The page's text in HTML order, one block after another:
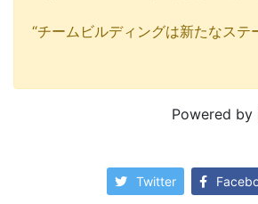
“チームビルディングは新たなステ
Powered by
Twitter